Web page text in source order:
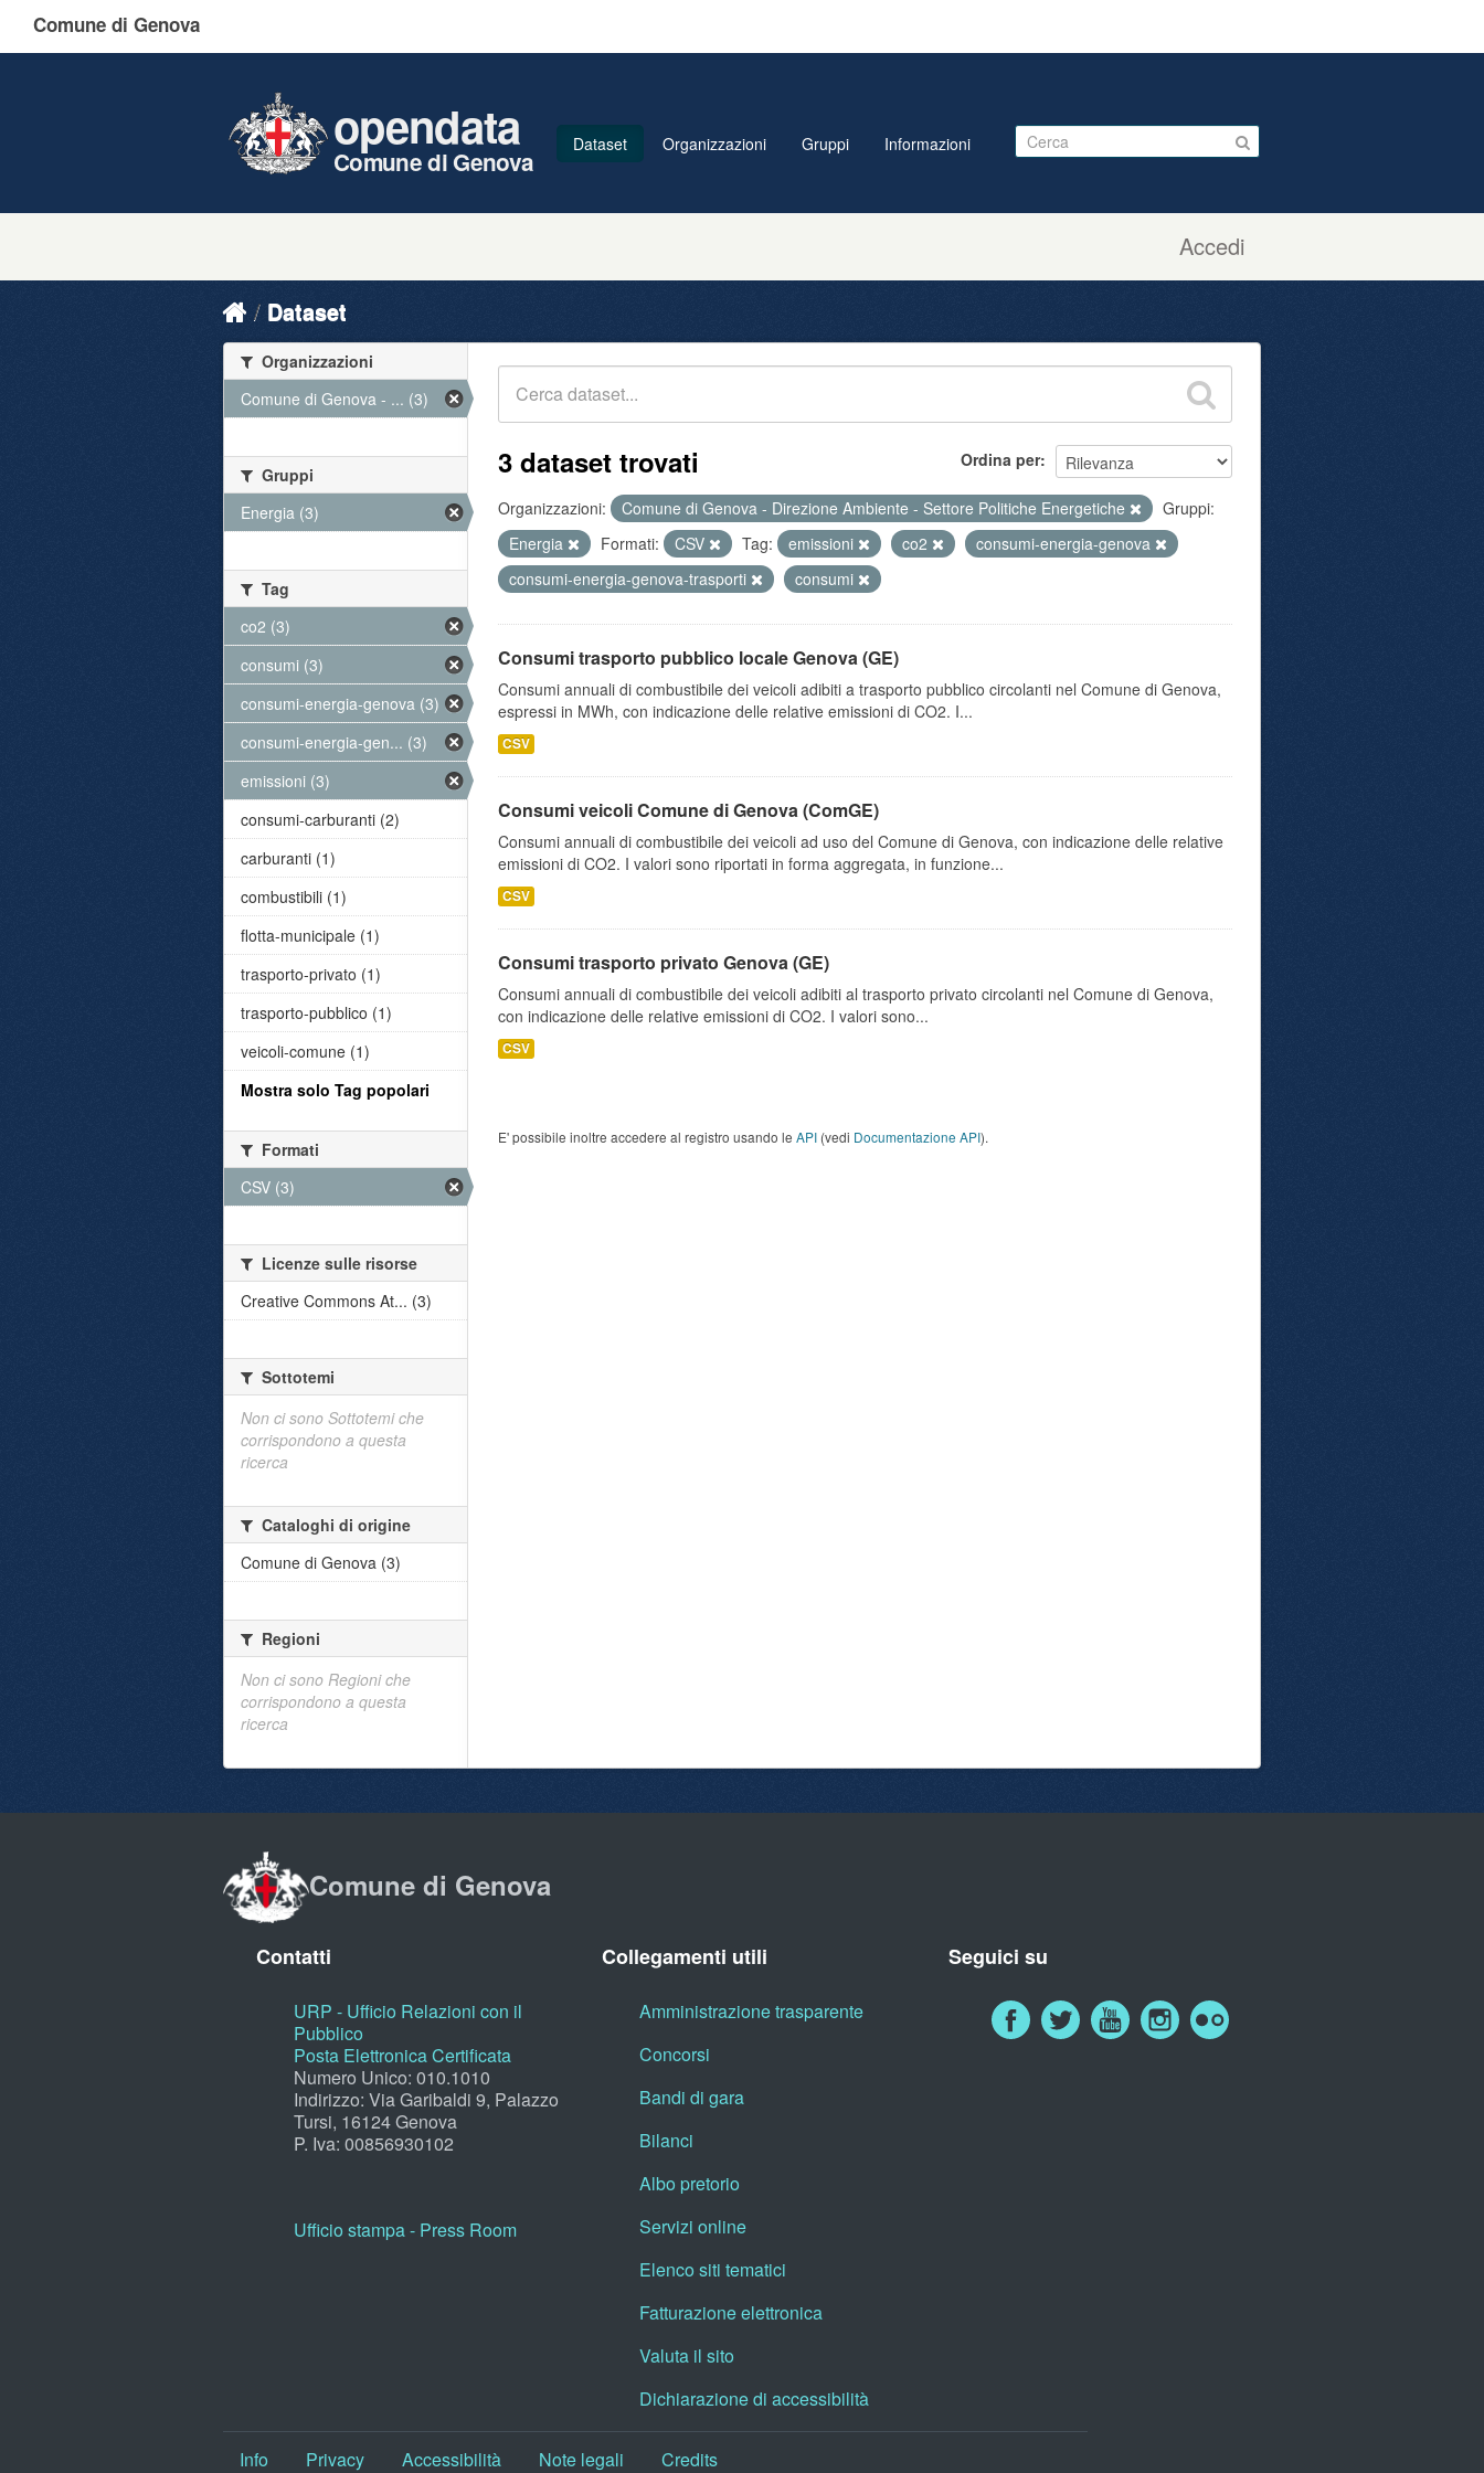
Comune di Genova
Accedi
opendata
Comune di Genova
Dataset Organizzazioni Gruppi Informazioni
Dataset
Ordina per
3 dataset trovati
Organizzazioni: Comune di Genova - Direzione Ambiente - Settore Politiche Energetiche
Gruppi:
Energia
Formati: CSV Tag: emissioni co2
consumi-energia-genova
consumi-energia-genova-trasporti
consumi
Consumi trasporto pubblico locale Genova (GE)
Consumi annuali di combustibile dei veicoli adibiti a trasporto pubblico circolanti nel Comune di Genova,
espressi in MWh, con indicazione delle relative emissioni di CO2. I...
CSV
Consumi veicoli Comune di Genova (ComGE)
Consumi annuali di combustibile dei veicoli ad uso del Comune di Genova, con indicazione delle relative
emissioni di CO2. I valori sono riportati in forma aggregata, in funzione...
CSV
Consumi trasporto privato Genova (GE)
Consumi annuali di combustibile dei veicoli adibiti al trasporto privato circolanti nel Comune di Genova,
con indicazione delle relative emissioni di CO2. I valori sono...
CSV
E' possibile inoltre accedere al registro usando le API (vedi Documentazione API).
Organizzazioni
Comune di Genova - ... (3)
Gruppi
Energia (3)
Tag
co2 (3)
consumi (3)
consumi-energia-genova (3)
consumi-energia-gen... (3)
emissioni (3)
consumi-carburanti (2)
carburanti (1)
combustibili (1)
flotta-municipale (1)
trasporto-privato (1)
trasporto-pubblico (1)
veicoli-comune (1)
Mostra solo Tag popolari
Formati
CSV (3)
Licenze sulle risorse
Creative Commons At... (3)
Sottotemi
Non ci sono Sottotemi che
corrispondono a questa
ricerca
Cataloghi di origine
Comune di Genova (3)
Regioni
Non ci sono Regioni che
corrispondono a questa
ricerca
Comune di Genova
Contatti
URP - Ufficio Relazioni con il
Pubblico
Posta Elettronica Certificata
Numero Unico: 010.1010
Indirizzo: Via Garibaldi 9, Palazzo
Tursi, 16124 Genova
P. Iva: 00856930102
Ufficio stampa - Press Room
Collegamenti utili
Amministrazione trasparente
Concorsi
Bandi di gara
Bilanci
Albo pretorio
Servizi online
Elenco siti tematici
Fatturazione elettronica
Valuta il sito
Dichiarazione di accessibilità
Seguici su
Info Privacy Accessibilità Note legali Credits